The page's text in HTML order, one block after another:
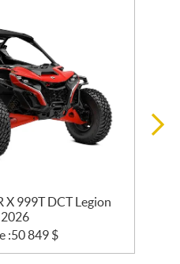
X 999T DCT Legion
2026
:50 849 $